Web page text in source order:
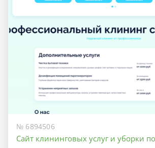
№ 6894506
Сайт клининговых услуг и уборки